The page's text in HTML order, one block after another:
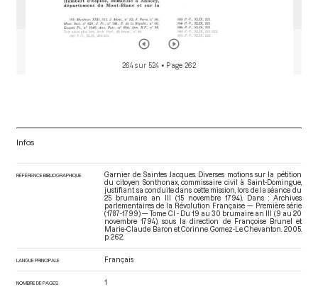
264 sur 524 • Page 262
Infos
RÉFÉRENCE BIBLIOGRAPHIQUE
Garnier de Saintes Jacques. Diverses motions sur la pétition
du citoyen Sonthonax, commissaire civil à Saint-Domingue,
justifiant sa conduite dans cette mission, lors de la séance du
25 brumaire an III (15 novembre 1794). Dans : Archives
parlementaires de la Révolution Française — Première série
(1787-1799) — Tome CI - Du 19 au 30 brumaire an III (9 au 20
novembre 1794) , sous la direction de Françoise Brunel et
Marie-Claude Baron et Corinne Gomez-Le Chevanton. 2005.
p. 262.
LANGUE PRINCIPALE Français
NOMBRE DE PAGES 1